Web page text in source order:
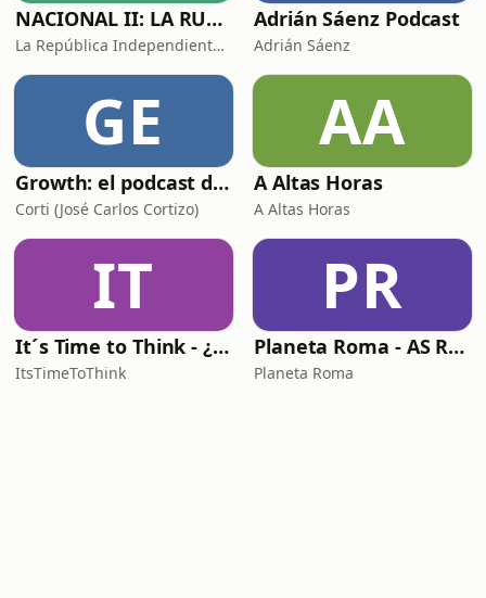
NACIONAL II: LA RUTA DEL EXILIO
La República Independiente de la Radio
Adrián Sáenz Podcast
Adrián Sáenz
GE
Growth: el podcast de Product Hackers 🚀
Corti (José Carlos Cortizo)
AA
A Altas Horas
A Altas Horas
IT
It´s Time to Think - ¿Nos paramos a pensar?
ItsTimeToThink
PR
Planeta Roma - AS Roma Podcast en Español
Planeta Roma